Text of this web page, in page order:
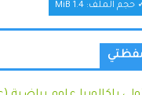
✓ حجم الملف: 1.4 MiB